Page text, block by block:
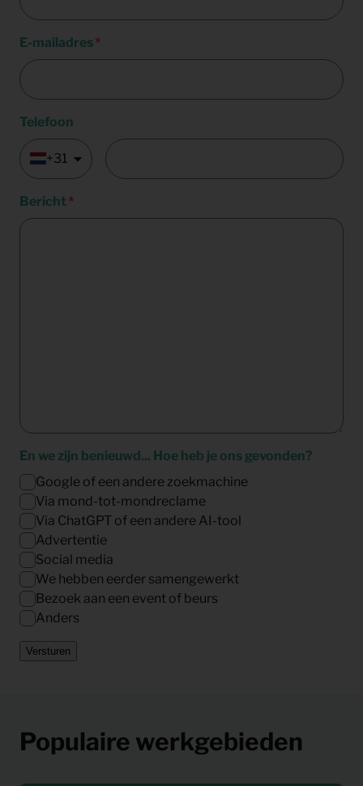
E-mailadres
Telefoon
+31
Bericht
En we zijn benieuwd... Hoe heb je ons gevonden?
Google of een andere zoekmachine
Via mond-tot-mondreclame
Via ChatGPT of een andere AI-tool
Advertentie
Social media
We hebben eerder samengewerkt
Bezoek aan een event of beurs
Anders
Versturen
Populaire werkgebieden